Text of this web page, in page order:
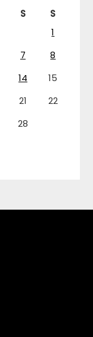
S
S
1
7
8
14
15
21
22
28